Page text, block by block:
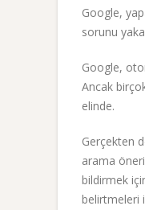
Google,
sorunu
Google,
Ancak
elinde.
Gerçekten
arama
bildirmek
belirtmeleri